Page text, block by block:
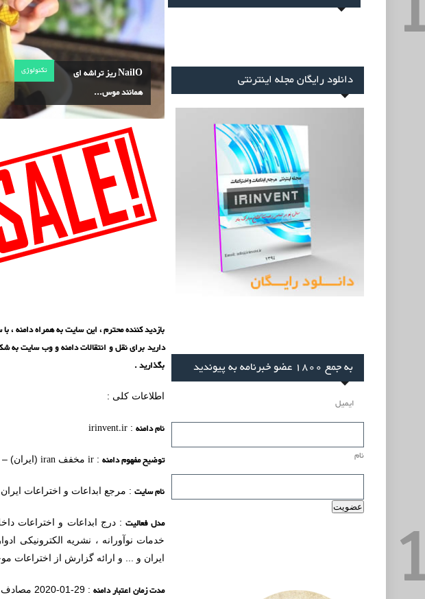
تکنولوژی
NailO ریز تراشه ای
همانند موس...
بگذارید .
اطلاعات کلی :
نام دامنه:
irinvent.ir
توضیح مفهوم دامنه:
irمخفف iran(ایران) –
نام سایت: مرجع ابداعات و اختراعات ایران
مدل فعالیت: درج ابداعات و اختراعات
خدمات نوآورانه ، نشریه الکترونیکی
ایران و ... و ارائه گزارش از اختراعات
مدت زمان اعتبار دامنه: 29-01-2020 مصادف با چهارشنبه، ۹ بهمن ۱۳۹۸
به جمع 1800 عضو خبرنامه به پیوندید
ایمیل
نام
دانلود رایگان مجله اینترنتی